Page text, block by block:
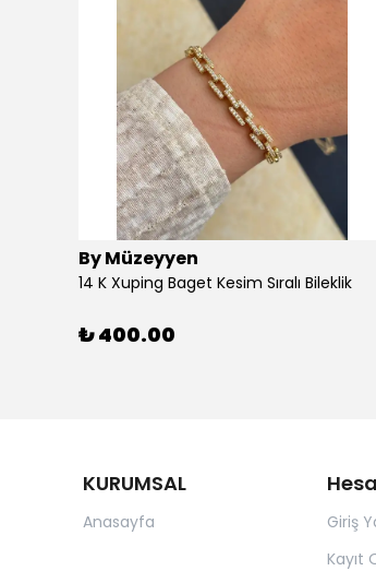
By Müzeyyen
14 K Xuping Baget Kesim Sıralı Bileklik
₺ 400.00
KURUMSAL
Anasayfa
Giriş
Kayıt